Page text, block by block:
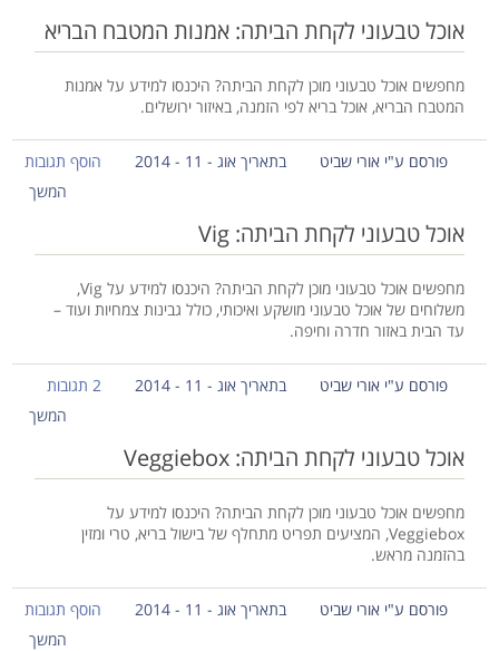
אוכל טבעוני לקחת הביתה: אמנות המטבח הבריא
מחפשים אוכל טבעוני מוכן לקחת הביתה? היכנסו למידע על אמנות
המטבח הבריא, אוכל בריא לפי הזמנה, באיזור ירושלים.
פורסם ע"י אורי שביט בתאריך אוג - 11 - 2014
הוסף תגובות
המשך
אוכל טבעוני לקחת הביתה: Vig
מחפשים אוכל טבעוני מוכן לקחת הביתה? היכנסו למידע על Vig,
משלוחים של אוכל טבעוני מושקע ואיכותי, כולל גבינות צמחיות ועוד –
עד הבית באזור חדרה וחיפה.
פורסם ע"י אורי שביט בתאריך אוג - 11 - 2014
2 תגובות
המשך
אוכל טבעוני לקחת הביתה: Veggiebox
מחפשים אוכל טבעוני מוכן לקחת הביתה? היכנסו למידע על
Veggiebox, המציעים תפריט מתחלף של בישול בריא, טרי ומזין
בהזמנה מראש.
פורסם ע"י אורי שביט בתאריך אוג - 11 - 2014
הוסף תגובות
המשך